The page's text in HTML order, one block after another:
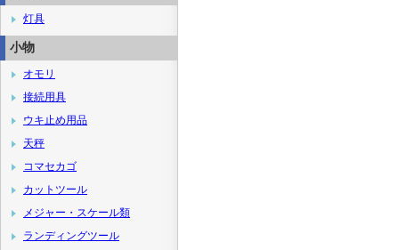
灯具
小物
オモリ
接続用具
ウキ止め用品
天秤
コマセカゴ
カットツール
メジャー・スケール類
ランディングツール